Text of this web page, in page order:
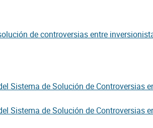
de controversias entre
Sistema de Solución de
Sistema de Solución de